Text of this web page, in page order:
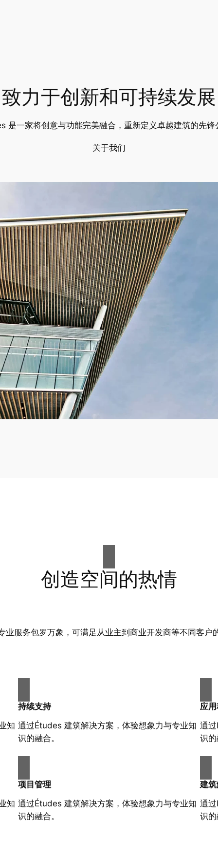
致力于创新和可持续发展
是一家将创意与功能完美融合，重新定义卓越建筑的先锋
关于我们
创造空间的热情
业服务包罗万象，可满足从业主到商业开发商等不同客户
知
持续支持
通过Études 建筑解决方案，体验想象力与专业知
识的融合。
应
通
识
知
项目管理
通过Études 建筑解决方案，体验想象力与专业知
识的融合。
建
通
识